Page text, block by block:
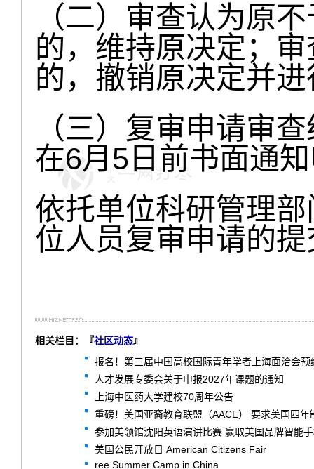
（二）审查认为原
的，维持原决定；
的，撤销原决定并
（三）复审申请审
在6月5日前书面通
依托单位科研管理
位人员复审申请的
相关栏目：『社区动态』
报名！第三届中国高校国际青年学者上海面洽会预
人才发展专委会关于申报2027年课题的通知
上海中医药大学建校70周年公告
重磅！美国亚裔教育联盟（AACE） 要求美国四
参加美领馆沈阳英语演讲比赛 赢取美国品牌智能
美国公民开放日 American Citizens Fair
ree Summer Camp in China